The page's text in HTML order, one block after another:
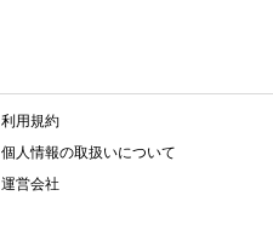
利用規約
個人情報の取扱いについて
運営会社